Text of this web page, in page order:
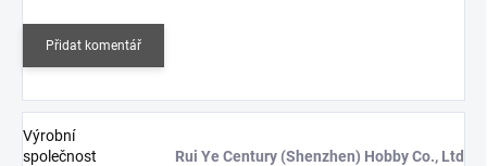
Přidat komentář
Výrobní
společnost
Rui Ye Century (Shenzhen) Hobby Co., Ltd